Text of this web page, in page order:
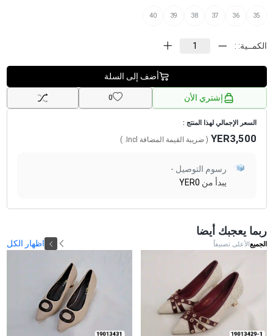
35
36
37
38
39
40
الكمــية: :
أضف إلى السلة
إشتري الأن 0
السعر الإجمالي لهذا المنتج :
YER3,500 ( ضريبة القيمة المضافة Incl.
)
رسوم التوصيل -
يبدأ من YER0
ربما يعجبك أيضا
الجميع الأعلى تصنيفاً اظهار الكل